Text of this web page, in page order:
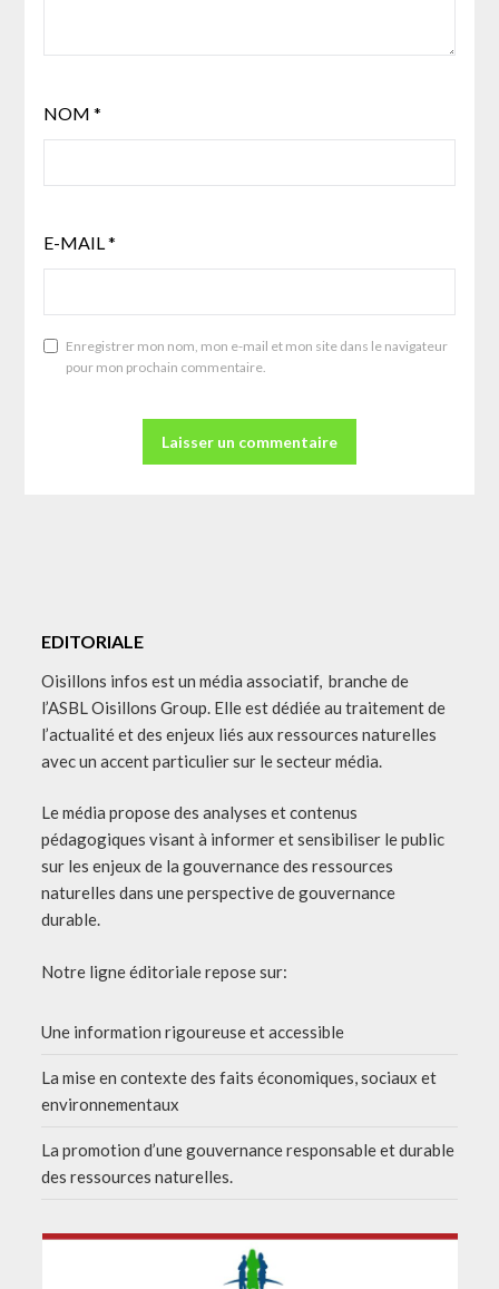
NOM *
E-MAIL*
Enregistrer mon nom, mon e-mail et mon site dans le navigateur
pour mon prochain commentaire.
EDITORIALE
Oisillons infos est un média associatif, branche de
l’ASBL Oisillons Group. Elle est dédiée au traitement de
l’actualité et des enjeux liés aux ressources naturelles
avec un accent particulier sur le secteur média.
Le média propose des analyses et contenus
pédagogiques visant à informer et sensibiliser le public
sur les enjeux de la gouvernance des ressources
naturelles dans une perspective de gouvernance
durable.
Notre ligne éditoriale repose sur:
Une information rigoureuse et accessible
La mise en contexte des faits économiques, sociaux et
environnementaux
La promotion d’une gouvernance responsable et durable
des ressources naturelles.